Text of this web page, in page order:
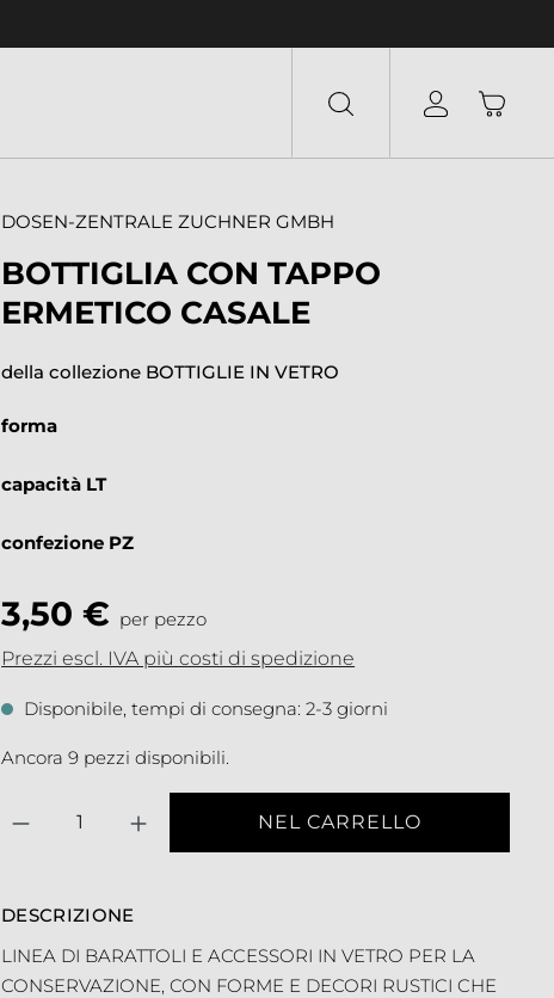
DOSEN-ZENTRALE ZUCHNER GMBH
BOTTIGLIA CON TAPPO
ERMETICO CASALE
della collezione BOTTIGLIE IN VETRO
3,50 € per pezzo
Prezzi escl. IVA più costi di spedizione
Disponibile, tempi di consegna: 2-3 giorni
Ancora 9 pezzi disponibili.
forma
capacità LT
confezione PZ
NEL CARRELLO
DESCRIZIONE
LINEA DI BARATTOLI E ACCESSORI IN VETRO PER LA
CONSERVAZIONE, CON FORME E DECORI RUSTICI CHE